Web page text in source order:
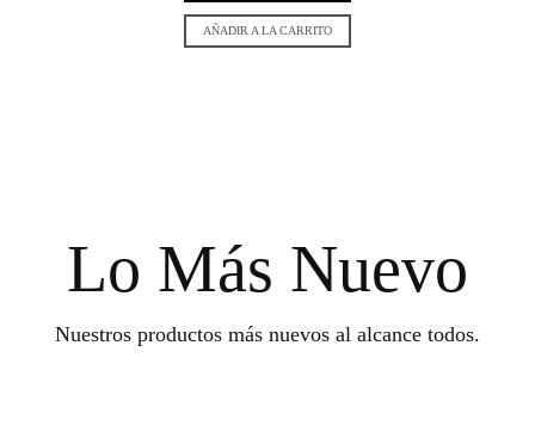
AÑADIR A LA CARRITO
Lo Más Nuevo
Nuestros productos más nuevos al alcance todos.